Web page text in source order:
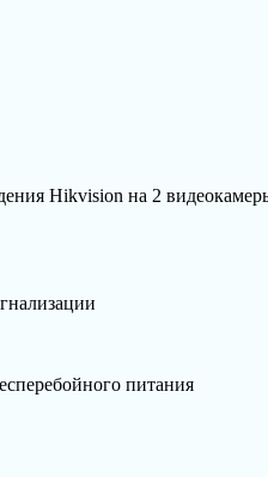
Hikvision на 2
питания